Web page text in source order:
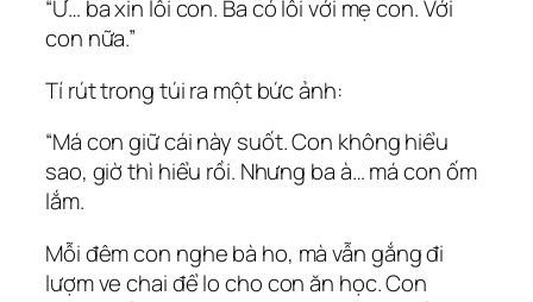
“Ừ… ba xin lỗi con. Ba có lỗi với mẹ con. Với
con nữa.”
Tí rút trong túi ra một bức ảnh:
“Má con giữ cái này suốt. Con không hiểu
sao, giờ thì hiểu rồi. Nhưng ba à… má con ốm
lắm.
Mỗi đêm con nghe bà ho, mà vẫn gắng đi
lượm ve chai để lo cho con ăn học. Con